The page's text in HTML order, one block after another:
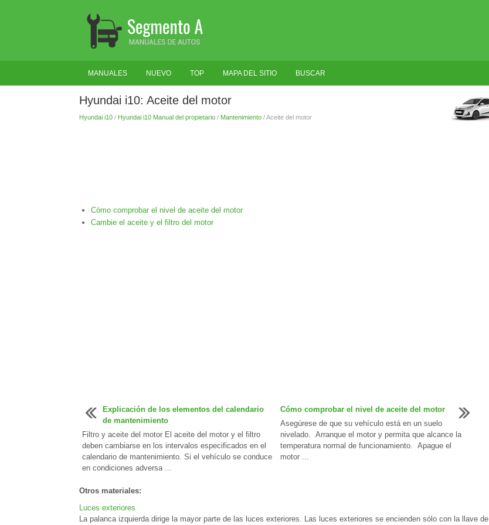
MANUALES NUEVO TOP MAPA DEL SITIO BUSCAR
Hyundai i10: Aceite del motor
Hyundai i10/ Hyundai i10 Manual del propietario/ Mantenimiento/ Aceite del motor
Cómo comprobar el nivel de aceite del motor
Cambie el aceite y el filtro del motor
Explicación de los elementos del calendario
de mantenimiento
Filtro y aceite del motor El aceite del motor y el filtro
deben cambiarse en los intervalos especificados en el
calendario de mantenimiento. Si el vehículo se conduce
en condiciones adversa ...
Cómo comprobar el nivel de aceite del motor
Asegúrese de que su vehículo está en un suelo
nivelado. Arranque el motor y permita que alcance la
temperatura normal de funcionamiento. Apague el
motor ...
Otros materiales:
Luces exteriores
La palanca izquierda dirige la mayor parte de las luces exteriores. Las luces exteriores se encienden sólo con la llave de